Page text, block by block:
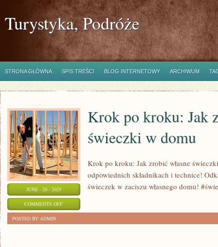
Turystyka, Podróże
STRONA GŁÓWNA SPIS TREŚCI BLOG INTERNETOWY ARCHIWUM
JUNE - 20 - 2025
COMMENTS OFFON
Krok po kroku: Jak
świeczki w domu
Krok po kroku: Jak zrobić własne
odpowiednich składnikach i technice!
świeczek w zaciszu własnego domu!
POSTED BY ADMIN